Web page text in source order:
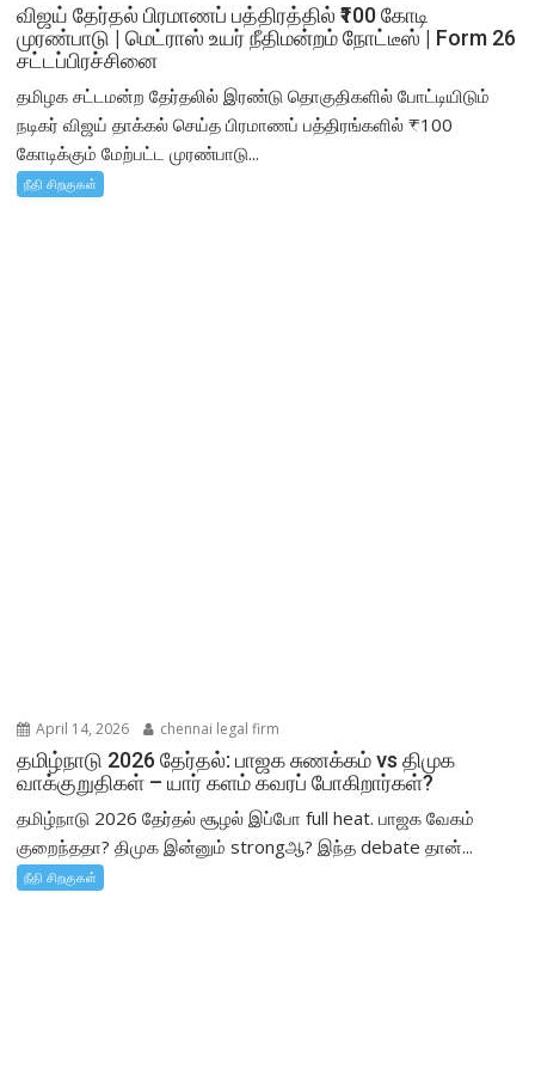
விஜய் தேர்தல் பிரமாணப் பத்திரத்தில் ₹100 கோடி
முரண்பாடு | மெட்ராஸ் உயர் நீதிமன்றம் நோட்டீஸ் | Form 26
சட்டப்பிரச்சினை
தமிழக சட்டமன்ற தேர்தலில் இரண்டு தொகுதிகளில் போட்டியிடும்
நடிகர் விஜய் தாக்கல் செய்த பிரமாணப் பத்திரங்களில் ₹100
கோடிக்கும் மேற்பட்ட முரண்பாடு...
நீதி சிறகுகள்
April 14, 2026 chennai legal firm
தமிழ்நாடு 2026 தேர்தல்: பாஜக சுணக்கம் vs திமுக
வாக்குறுதிகள் – யார் களம் கவரப் போகிறார்கள்?
தமிழ்நாடு 2026 தேர்தல் சூழல் இப்போ full heat. பாஜக வேகம்
குறைந்ததா? திமுக இன்னும் strongஆ? இந்த debate தான்...
நீதி சிறகுகள்